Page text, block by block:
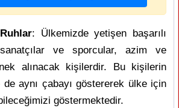
: Ülkemizde yetişen başarılı
ve sporcular, azim ve
alınacak kişilerdir. Bu kişilerin
de aynı çabayı göstererek ülke için
göstermektedir.